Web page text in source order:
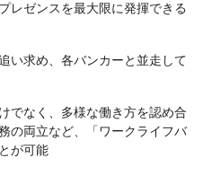
レゼンスを最大限に発揮できる
い求め、各バンカーと並走して
でなく、多様な働き方を認め合
の両立など、「ワークライフバ
が可能